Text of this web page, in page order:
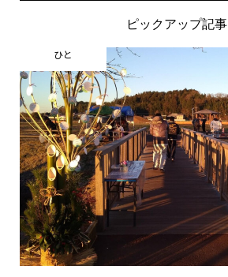
ピックアップ記事
ひと